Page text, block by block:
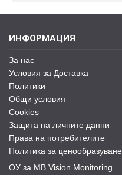
ИНФОРМАЦИЯ
За нас
Условия за Доставка
Политики
Общи условия
Cookies
Защита на личните данни
Права на потребителите
Политика за ценообразуване
ОУ за MB Vision Monitoring